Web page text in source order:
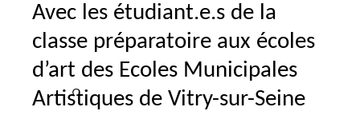
Avec les étudiant.e.s de la
classe préparatoire aux écoles
d’art des Ecoles Municipales
Artistiques de Vitry-sur-Seine